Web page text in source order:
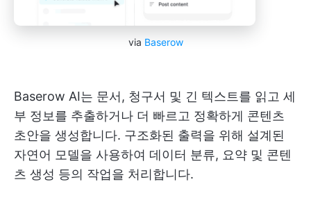
via Baserow
Baserow AI는 문서, 청구서 및 긴 텍스트를 읽고 세
부 정보를 추출하거나 더 빠르고 정확하게 콘텐츠
초안을 생성합니다. 구조화된 출력을 위해 설계된
자연어 모델을 사용하여 데이터 분류, 요약 및 콘텐
츠 생성 등의 작업을 처리합니다.